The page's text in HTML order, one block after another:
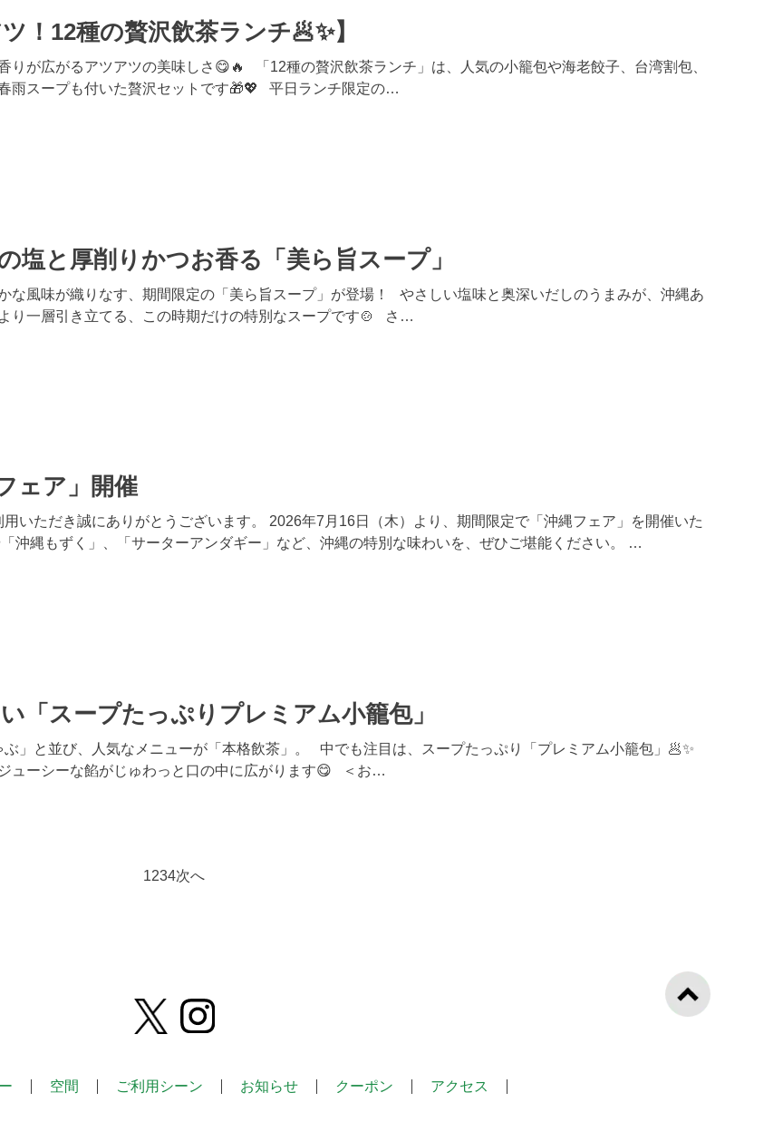
！12種の贅沢飲茶ランチ🥟✨】
りが広がるアツアツの美味しさ😋🔥 「12種の贅沢飲茶ランチ」は、人気の小籠包や海老餃子、台湾割包、
雨スープも付いた贅沢セットです🎁💖 平日ランチ限定の…
塩と厚削りかつお香る「美ら旨スープ」
な風味が織りなす、期間限定の「美ら旨スープ」が登場！ やさしい塩味と奥深いだしのうまみが、沖縄あ
り一層引き立てる、この時期だけの特別なスープです🍲 さ…
ェア」開催
いただき誠にありがとうございます。 2026年7月16日（木）より、期間限定で「沖縄フェア」を開催いた
沖縄もずく」、「サーターアンダギー」など、沖縄の特別な味わいを、ぜひご堪能ください。 …
「スープたっぷりプレミアム小籠包」
」と並び、人気なメニューが「本格飲茶」。 中でも注目は、スープたっぷり「プレミアム小籠包」🥟✨
ューシーな餡がじゅわっと口の中に広がります😋 ＜お…
1234次へ
空間 ご利用シーン お知らせ クーポン アクセス